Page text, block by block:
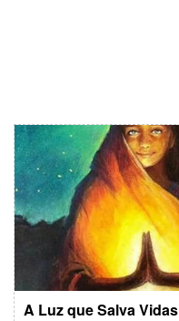
A Luz que Salva Vidas